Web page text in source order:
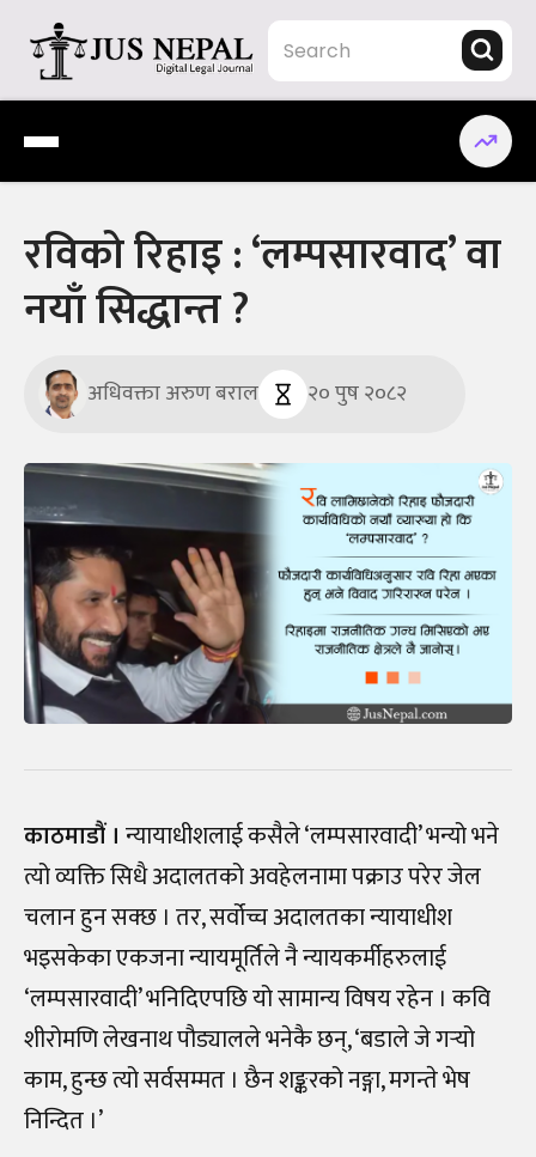
content
Jus Nepal | www.jusnepal.com
Digital Legal Journal
रविको रिहाइ : ‘लम्पसारवाद’ वा
नयाँ सिद्धान्त ?
अधिवक्ता अरुण बराल २० पुष २०८२
काठमाडौं । न्यायाधीशलाई कसैले ‘लम्पसारवादी’ भन्यो भने
त्यो व्यक्ति सिधै अदालतको अवहेलनामा पक्राउ परेर जेल
चलान हुन सक्छ । तर, सर्वोच्च अदालतका न्यायाधीश
भइसकेका एकजना न्यायमूर्तिले नै न्यायकर्मीहरुलाई
‘लम्पसारवादी’ भनिदिएपछि यो सामान्य विषय रहेन । कवि
शीरोमणि लेखनाथ पौड्यालले भनेकै छन्, ‘बडाले जे गर्‍यो
काम, हुन्छ त्यो सर्वसम्मत । छैन शङ्करको नङ्गा, मगन्ते भेष
निन्दित ।’